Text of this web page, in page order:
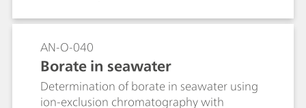
AN-O-040
Borate in seawater
Determination of borate in seawater using
ion-exclusion chromatography with